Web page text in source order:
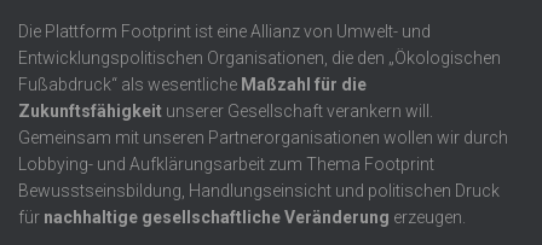
Die Plattform Footprint ist eine Allianz von Umwelt- und
Entwicklungspolitischen Organisationen, die den „Ökologischen
Fußabdruck“ als wesentliche Maßzahl für die
Zukunftsfähigkeit unserer Gesellschaft verankern will.
Gemeinsam mit unseren Partnerorganisationen wollen wir durch
Lobbying- und Aufklärungsarbeit zum Thema Footprint
Bewusstseinsbildung, Handlungseinsicht und politischen Druck
für nachhaltige gesellschaftliche Veränderung erzeugen.